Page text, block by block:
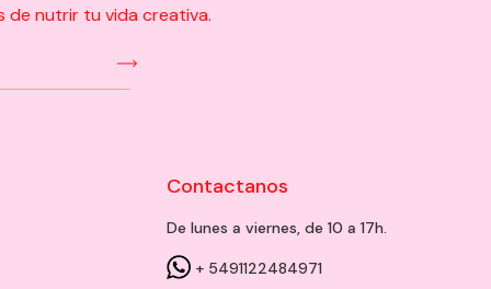
de nutrir tu vida creativa.
Contactanos
De lunes a viernes, de 10 a 17h.
+ 5491122484971